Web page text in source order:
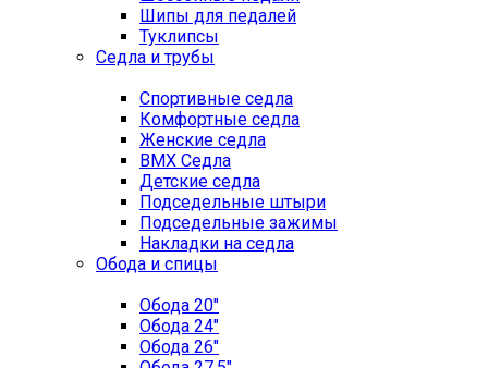
Шипы для педалей
Туклипсы
Седла и трубы
Спортивные седла
Комфортные седла
Женские седла
BMX Седла
Детские седла
Подседельные штыри
Подседельные зажимы
Накладки на седла
Обода и спицы
Обода 20"
Обода 24"
Обода 26"